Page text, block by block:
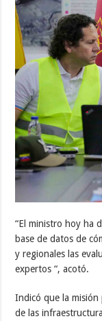
“El ministro hoy ha
base de datos de
y regionales las
expertos “, acotó.
Indicó que la misión
de las